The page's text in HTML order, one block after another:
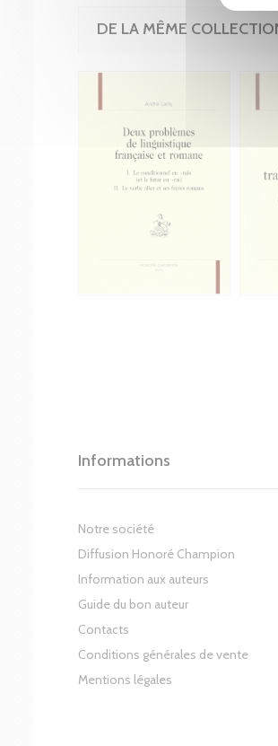
DE LA MÊME
Informations
Notre société
Diffusion Honoré Champion
Information aux auteurs
Guide du bon auteur
Contacts
Conditions générales de vente
Mentions légales